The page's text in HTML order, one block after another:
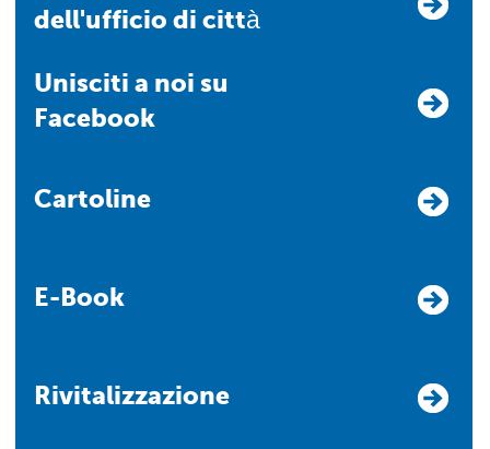
dell'ufficio di città
Unisciti a noi su
Facebook
Cartoline
E-Book
Rivitalizzazione